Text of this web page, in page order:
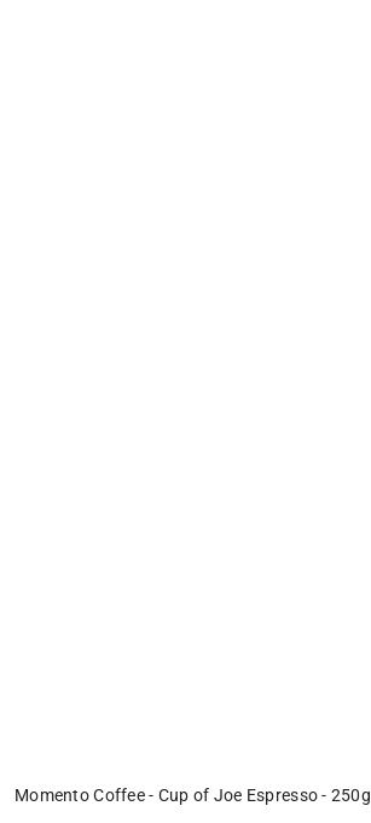
Momento Coffee - Cup of Joe Espresso - 250g